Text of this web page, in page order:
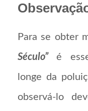
Para se obter
Século”é
longe da
observá-lo